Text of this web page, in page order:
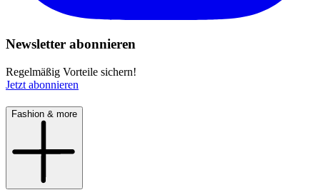
Newsletter abonnieren
Regelmäßig Vorteile sichern!
Jetzt abonnieren
Fashion & more